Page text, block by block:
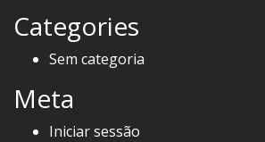
Categories
Sem categoria
Meta
Iniciar sessão